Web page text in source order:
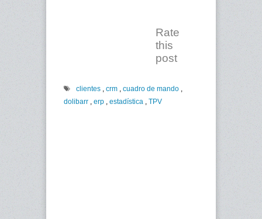
Rate
this
post
clientes , crm , cuadro de mando ,
dolibarr , erp , estadística , TPV